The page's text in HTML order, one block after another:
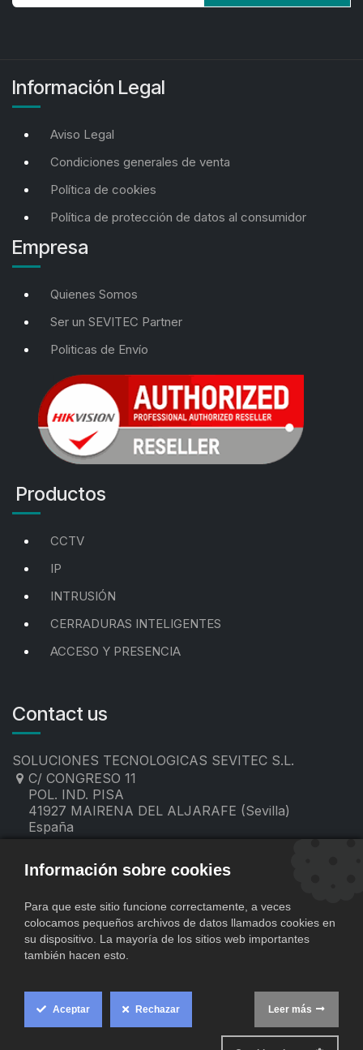
Información Legal
Aviso Legal
Condiciones generales de venta
Política de cookies
Política de protección de datos al consumidor
Empresa
Quienes Somos
Ser un SEVITEC Partner
Politicas de Envío
Productos
CCTV
IP
INTRUSIÓN
CERRADURAS INTELIGENTES
ACCESO Y PRESENCIA
Contact us
SOLUCIONES TECNOLOGICAS SEVITEC S.L.
C/ CONGRESO 11
POL. IND. PISA
41927 MAIRENA DEL ALJARAFE (Sevilla)
España
contacto@sevitec.es
Copyright © SOLUCIONES TECNOLOGICAS SEVITEC S.L.
Cookie
Información sobre cookies
Para que este sitio funcione correctamente, a veces
colocamos pequeños archivos de datos llamados cookies en
su dispositivo. La mayoría de los sitios web importantes
también hacen esto.
Aceptar Rechazar Leer más